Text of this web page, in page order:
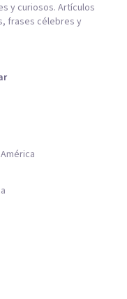
y curiosos. Artículos
frases célebres y